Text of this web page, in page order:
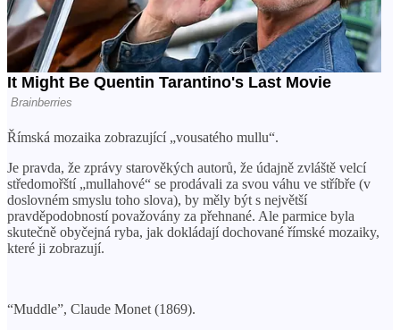
Římská mozaika zobrazující „vousatého mullu“.
Je pravda, že zprávy starověkých autorů, že údajně zvláště velcí
středomořští „mullahové“ se prodávali za svou váhu ve stříbře (v
doslovném smyslu toho slova), by měly být s největší
pravděpodobností považovány za přehnané. Ale parmice byla
skutečně obyčejná ryba, jak dokládají dochované římské mozaiky,
které ji zobrazují.
“Muddle”, Claude Monet (1869).